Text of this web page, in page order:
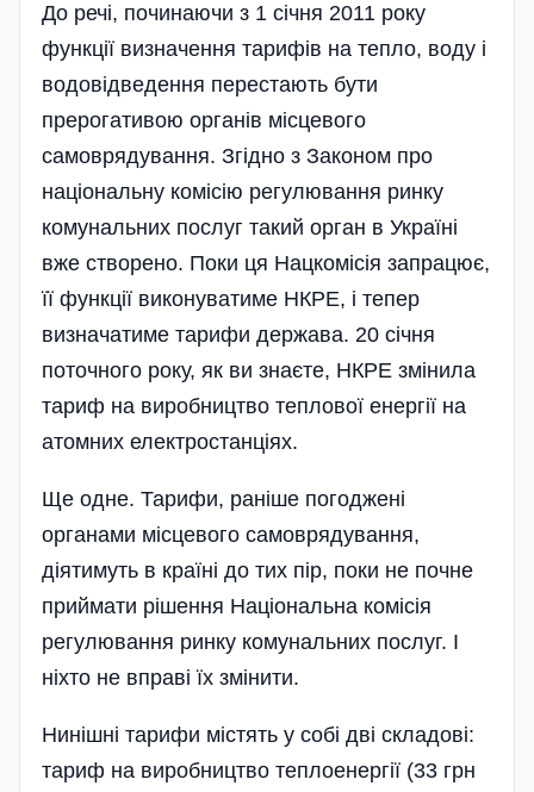
До речі, починаючи з 1 січня 2011 року
функції визначення тарифів на тепло, воду і
водовідведення перестають бути
прерогативою органів місцевого
самоврядування. Згідно з Законом про
національну комісію регулювання ринку
комунальних послуг такий орган в Україні
вже створено. Поки ця Нацкомісія запрацює,
її функції виконуватиме НКРЕ, і тепер
визначатиме тарифи держава. 20 січня
поточного року, як ви знаєте, НКРЕ змінила
тариф на виробництво теплової енергії на
атомних електростанціях.
Ще одне. Тарифи, раніше погоджені
органами місцевого самоврядування,
діятимуть в країні до тих пір, поки не почне
приймати рішення Національна комісія
регулювання ринку комунальних послуг. І
ніхто не вправі їх змінити.
Нинішні тарифи містять у собі дві складові:
тариф на виробництво теплоенергії (33 грн